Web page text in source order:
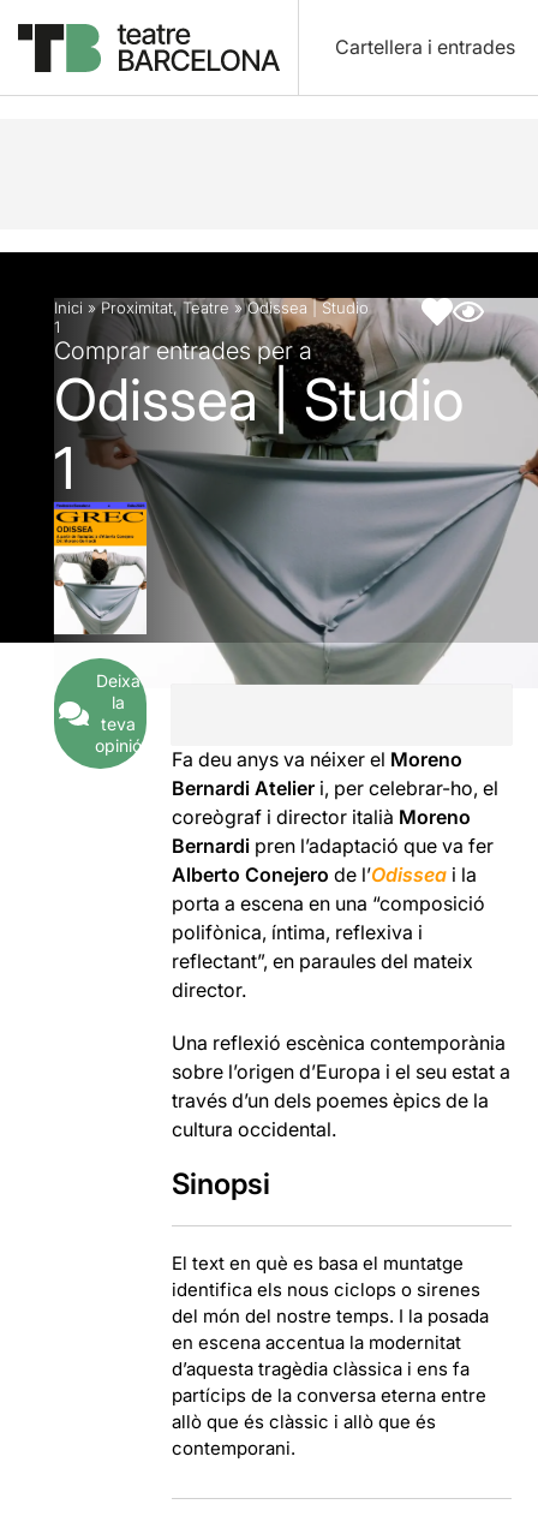
Cartellera i entrades
Descripció Fitxa artística Fotos i vídeos
Inici »Proximitat,Teatre »Odissea | Studio
1
Comprar entrades per a
Odissea | Studio
1
Deixa
la
teva
opinió
Fa deu anys va néixer el Moreno
Bernardi Atelier i, per celebrar-ho, el
coreògraf i director italià Moreno
Bernardi pren l’adaptació que va fer
Alberto Conejero de l’Odissea i la
porta a escena en una “composició
polifònica, íntima, reflexiva i
reflectant”, en paraules del mateix
director.
Una reflexió escènica contemporània
sobre l’origen d’Europa i el seu estat a
través d’un dels poemes èpics de la
cultura occidental.
Sinopsi
El text en què es basa el muntatge
identifica els nous ciclops o sirenes
del món del nostre temps. I la posada
en escena accentua la modernitat
d’aquesta tragèdia clàssica i ens fa
partícips de la conversa eterna entre
allò que és clàssic i allò que és
contemporani.